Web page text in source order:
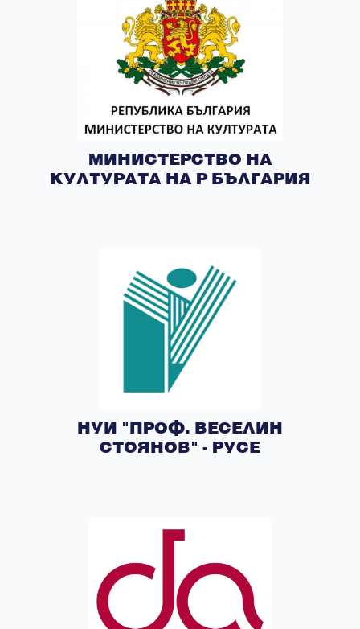
МИНИСТЕРСТВО НА
КУЛТУРАТА НА Р БЪЛГАРИЯ
НУИ "ПРОФ. ВЕСЕЛИН
СТОЯНОВ" - РУСЕ